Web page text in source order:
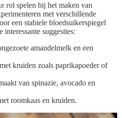
rol spelen bij het maken van
met verschillende
een stabiele bloedsuikerspiegel
suggesties:
amandelmelk en een
kruiden zoals paprikapoeder of
van spinazie, avocado en
roomkaas en kruiden.